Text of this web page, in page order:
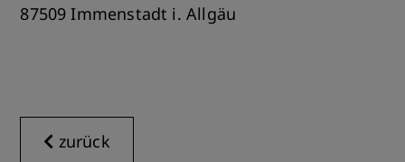
87509 Immenstadt i. Allgäu
zurück